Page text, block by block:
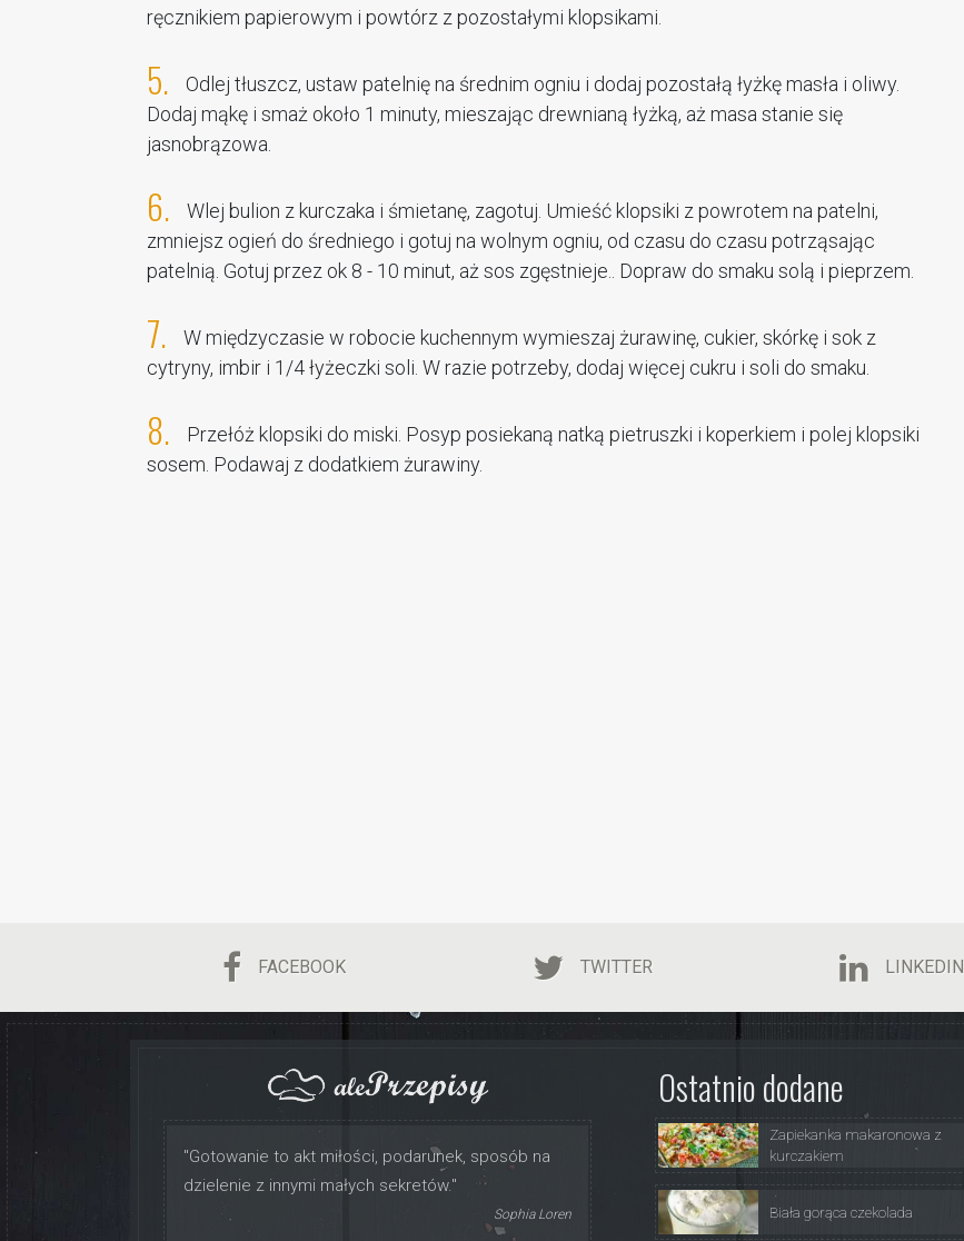
ręcznikiem papierowym i powtórz z pozostałymi klopsikami.
5.
Odlej tłuszcz, ustaw patelnię na średnim ogniu i dodaj pozostałą łyżkę masła i oliwy.
Dodaj mąkę i smaż około 1 minuty, mieszając drewnianą łyżką, aż masa stanie się
jasnobrązowa.
6.
Wlej bulion z kurczaka i śmietanę, zagotuj. Umieść klopsiki z powrotem na patelni,
zmniejsz ogień do średniego i gotuj na wolnym ogniu, od czasu do czasu potrząsając
patelnią. Gotuj przez ok 8 - 10 minut, aż sos zgęstnieje.. Dopraw do smaku solą i pieprzem.
7.
W międzyczasie w robocie kuchennym wymieszaj żurawinę, cukier, skórkę i sok z
cytryny, imbir i 1/4 łyżeczki soli. W razie potrzeby, dodaj więcej cukru i soli do smaku.
8.
Przełóż klopsiki do miski. Posyp posiekaną natką pietruszki i koperkiem i polej klopsiki
sosem. Podawaj z dodatkiem żurawiny.
FACEBOOK TWITTER LINKEDIN
"Gotowanie to akt miłości, podarunek, sposób na
dzielenie z innymi małych sekretów."
Sophia Loren
Ostatnio dodane
Zapiekanka makaronowa z
kurczakiem
Biała gorąca czekolada